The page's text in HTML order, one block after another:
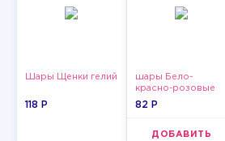
Шары Щенки гелий
118 P
шары Бело-
красно-розовые
пастельные
82 P
ДОБАВИТЬ